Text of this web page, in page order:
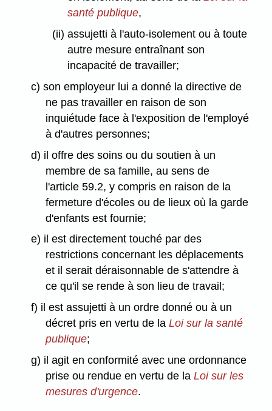
santé publique,
(ii) assujetti à l'auto-isolement ou à toute
autre mesure entraînant son
incapacité de travailler;
c) son employeur lui a donné la directive de
ne pas travailler en raison de son
inquiétude face à l'exposition de l'employé
à d'autres personnes;
d) il offre des soins ou du soutien à un
membre de sa famille, au sens de
l'article 59.2, y compris en raison de la
fermeture d'écoles ou de lieux où la garde
d'enfants est fournie;
e) il est directement touché par des
restrictions concernant les déplacements
et il serait déraisonnable de s'attendre à
ce qu'il se rende à son lieu de travail;
f) il est assujetti à un ordre donné ou à un
décret pris en vertu de laLoi sur la santé
publique;
g) il agit en conformité avec une ordonnance
prise ou rendue en vertu de laLoi sur les
mesures d'urgence.